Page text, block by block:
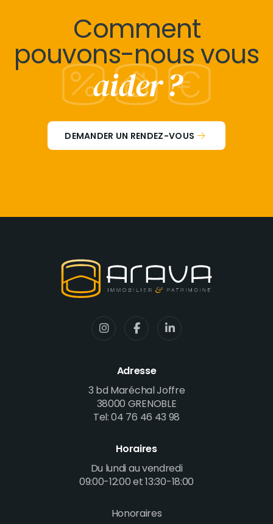
Comment
pouvons-nous vous
aider ?
DEMANDER UN RENDEZ-VOUS
Adresse
3 bd Maréchal Joffre
38000 GRENOBLE
Tel: 04 76 46 43 98
Horaires
Du lundi au vendredi
09:00-12:00 et 13:30-18:00
Honoraires